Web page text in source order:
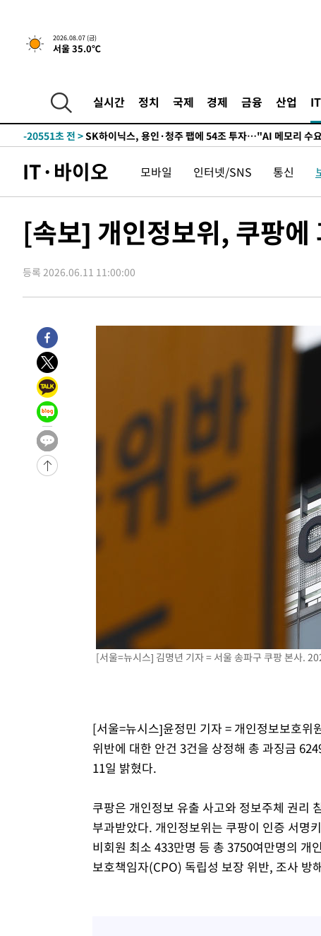
2026.08.07 (금)
서울 35.0℃
실시간 정치 국제 경제 금융 산업
-24347초 전 >"낮 기온 소폭 하락"…수도권 폭염중대경보, 폭염경보로 하
-24311초 전 >[속보]이 대통령, '호우피해' 안동·의성 관할 4개 면 특별재
갈 수도
-22245초 전 >
낮 최고 37도 찜통더위…곳곳 소나기·강원 많은 비[내일
-20551초 전 >
응"
-17407초 전 >여자배구 이재영·이다영 자매, 아제르바이잔 투란VC 입단
-16394초 전 > [속보]코스닥, 2.86포인트(0.36%) 내린 798.81마감
-16347초 전 >[속보]코스피, 6200선 약보합…0.60% 내린 6258.77에
-16216초 전 >
[속보] 노원서 40.1도 관측…서울, 2018년 이후 첫 40도
-12179초 전 >외신들도 주목한 韓축구 파문…"국민적 공분에 수사 재개"
-12150초 전 >11시간 압수수색에 성접대 파문까지…'쑥대밭' 된 축구협
병태 후임
-7530초 전 >
[속보]국힘 윤리위, '돌려차기 발언' 진종오·서범수 징계 절
-2855초 전 >
[속보] 7월 중국 수출 23.9%↑ 수입 27.5%↑…무역총액
-15초 전 >
[속보]'채상병 순직 책임' 임성근, 항소심도 징역 3년
1분 전 >[속보]종합특검, '관저이전 봐주기 감사' 유병호 구속기소
58분 전 >
민주 콩고 에볼라환자 4천명 돌파, 4053명 발생 1850명 사망
-24347초 전 >
"낮 기온 소폭 하락"…수도권 폭염중대경보, 폭염경보로 하
-24311초 전 >
[속보]이 대통령, '호우피해' 안동·의성 관할 4개 면 특별재
선포
-24274초 전 >
[단독]중수청 지원 검사들, 정원 초과 시 낮은 계급 임용…
낮 최고 37도 찜통더위…곳곳 소나기·강원 많은 비[내일
SK하이닉스, 용인·청주 팹에 54조 투자…"AI 메모리 수
여자배구 이재영·이다영 자매, 아제르바이잔 투란VC 입단
외국인 심판 성 접대 7경기 들여다보니…한국 축구 '5승 2
[속보]코스닥, 2.86포인트(0.36%) 내린 798.81마감
[속보]코스피, 6200선 약보합…0.60% 내린 6258.77에
[속보]원·달러 환율, 7.7원 내린 1416.1원 마감
[속보] 노원서 40.1도 관측…서울, 2018년 이후 첫 40도
[속보]종합특검, '계엄 수용공간 확보' 신용해 前교정본부
[속보]국힘 윤리위, '돌려차기 발언' 진종오·서범수 징계 절
[속보] 7월 중국 수출 23.9%↑ 수입 27.5%↑…무역총액
[속보]'채상병 순직 책임' 임성근, 항소심도 징역 3년
민주 콩고 에볼라환자 4천명 돌파, 4053명 발생 1850명 사망
IT·바이오 모바일 인터넷/SNS 통신
[속보] 개인정보위, 쿠팡
등록 2026.06.11 11:00:00
[서울=뉴시스] 김명년 기자 = 서울 송파구 쿠팡 본사.
[서울=뉴시스]윤정민 기자 = 개인정보보호위
위반에 대한 안건 3건을 상정해 총 과징금
11일 밝혔다.
쿠팡은 개인정보 유출 사고와 정보주체 권리
부과받았다. 개인정보위는 쿠팡이 인증 서명
비회원 최소 433만명 등 총 3750여만명의 개
보호책임자(CPO) 독립성 보장 위반, 조사 방